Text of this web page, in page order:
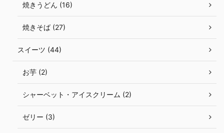
焼きうどん (16)
焼きそば (27)
スイーツ (44)
お芋 (2)
シャーベット・アイスクリーム (2)
ゼリー (3)